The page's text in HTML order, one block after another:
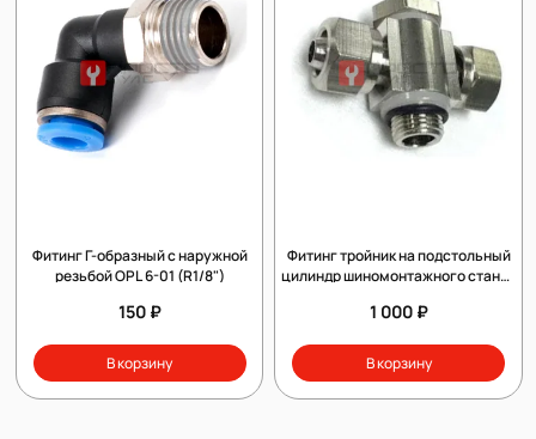
Фитинг Г-образный с наружной
резьбой OPL 6-01 (R1/8")
150 ₽
В корзину
Фитинг тройник на подстольный
цилиндр шиномонтажного станка
1 000 ₽
В корзину